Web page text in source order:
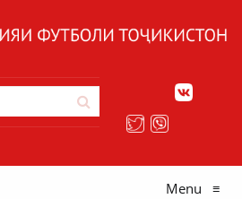
Menu ≡